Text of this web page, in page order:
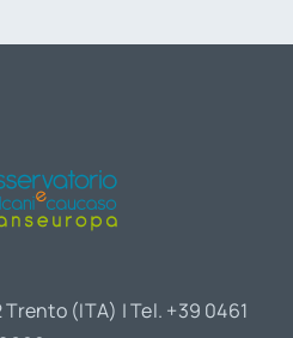
Trento (ITA) | Tel. +39 0461